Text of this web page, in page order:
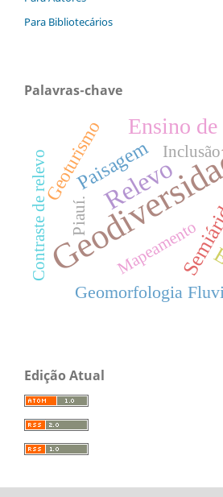
Para Bibliotecários
Palavras-chave
Relevo
Ensino
Paisagem
Geoturismo
Geomorfologia
Mapeamento
Contraste de relevo Inclusão
Piauí.
Edição Atual